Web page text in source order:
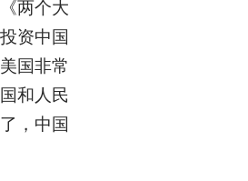
两个大
资中国
国非常
和人民
，中国